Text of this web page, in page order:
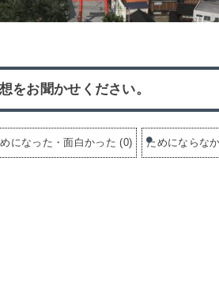
をお聞かせください。
になった・面白かった (0) ためにならな